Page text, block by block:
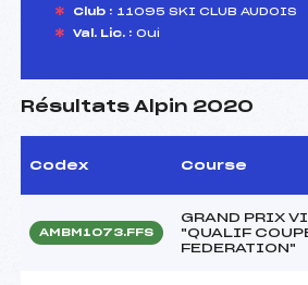
Club : 11095 SKI CLUB AUDOIS
Val. Lic. : Oui
Résultats Alpin 2020
Codex Course
AMBM1073.FFS
GRAND PRIX
"QUALIF
FEDERATION"